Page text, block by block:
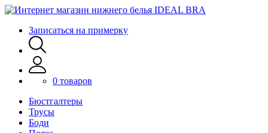
Записаться на примерку
0 товаров
Бюстгалтеры
Трусы
Боди